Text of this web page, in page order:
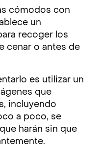
cómodos con
un
recoger los
cenar o antes de
es utilizar un
que
incluyendo
a poco, se
harán sin que